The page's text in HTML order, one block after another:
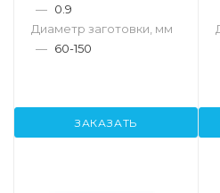
— 0.9
Диаметр заготовки, мм
— 60-150
ЗАКАЗАТЬ